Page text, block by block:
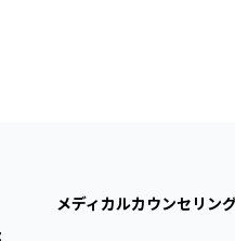
メディカルカウンセリン